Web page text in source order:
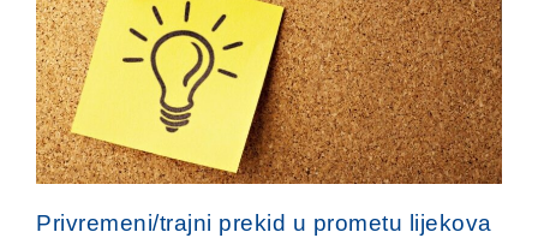
Privremeni/trajni prekid u prometu lijekova